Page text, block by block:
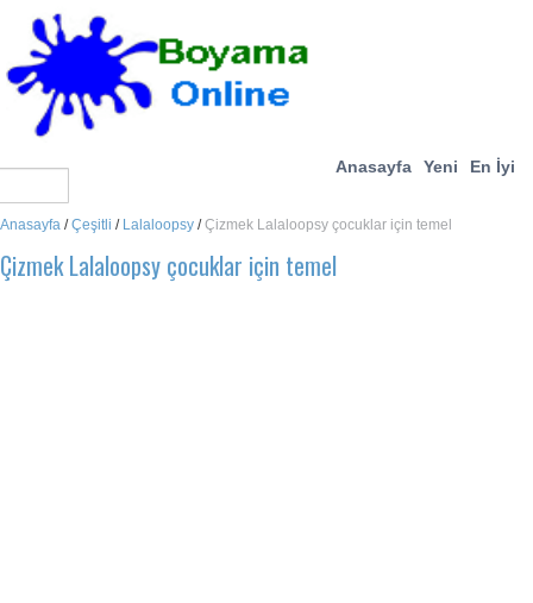
Anasayfa Yeni En İyi
Anasayfa /Çeşitli / Lalaloopsy /Çizmek Lalaloopsy çocuklar için temel
Çizmek Lalaloopsy çocuklar için temel